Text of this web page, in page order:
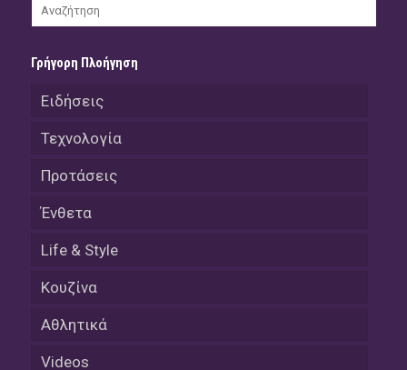
Γρήγορη Πλοήγηση
Ειδήσεις
Τεχνολογία
Προτάσεις
Ένθετα
Life & Style
Κουζίνα
Αθλητικά
Videos